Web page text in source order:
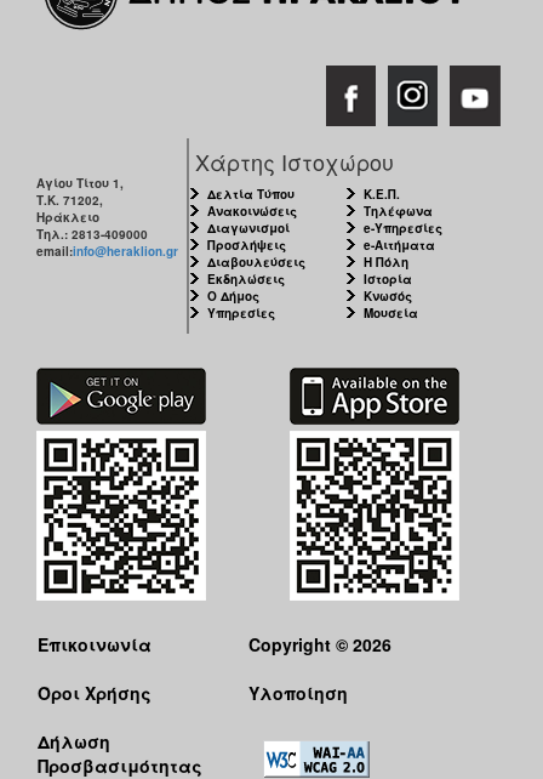
Αγίου Τίτου 1,
Τ.Κ. 71202,
Ηράκλειο
Τηλ.: 2813-409000
email:info@heraklion.gr
Χάρτης Ιστοχώρου
Δελτία Τύπου
Ανακοινώσεις
Διαγωνισμοί
Προσλήψεις
Διαβουλεύσεις
Εκδηλώσεις
Ο Δήμος
Υπηρεσίες
Κ.Ε.Π.
Τηλέφωνα
e-Υπηρεσίες
e-Αιτήματα
Η Πόλη
Ιστορία
Κνωσός
Μουσεία
Επικοινωνία
Όροι Χρήσης
Δήλωση
Προσβασιμότητας
Copyright © 2026
Υλοποίηση